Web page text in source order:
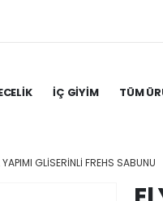
İÇ GIYIM TÜM
YAPIMI GLISERINLI FREHS SABUNU